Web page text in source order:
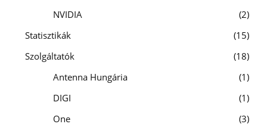
NVIDIA
2
Statisztikák
15
Szolgáltatók
18
Antenna Hungária
1
DIGI
1
One
3